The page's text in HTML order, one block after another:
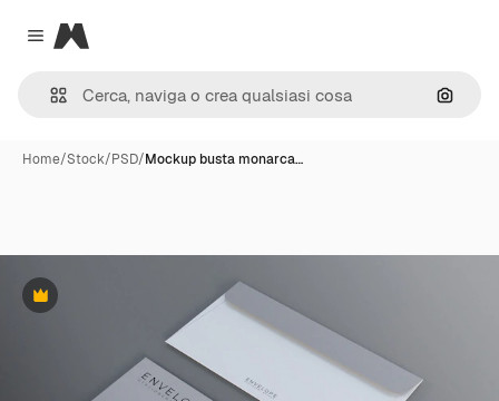
Close menu
Magnific
Cerca
Home/Stock/PSD/Mockup busta monarca…
Premium